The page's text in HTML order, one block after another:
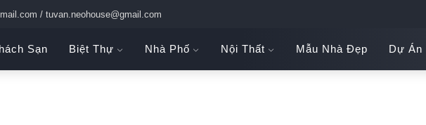
/ tuvan.neohouse@gmail.com
Sạn Biệt Thự Nhà Phố Nội Thất Mẫu Nhà Đẹp Dự Án